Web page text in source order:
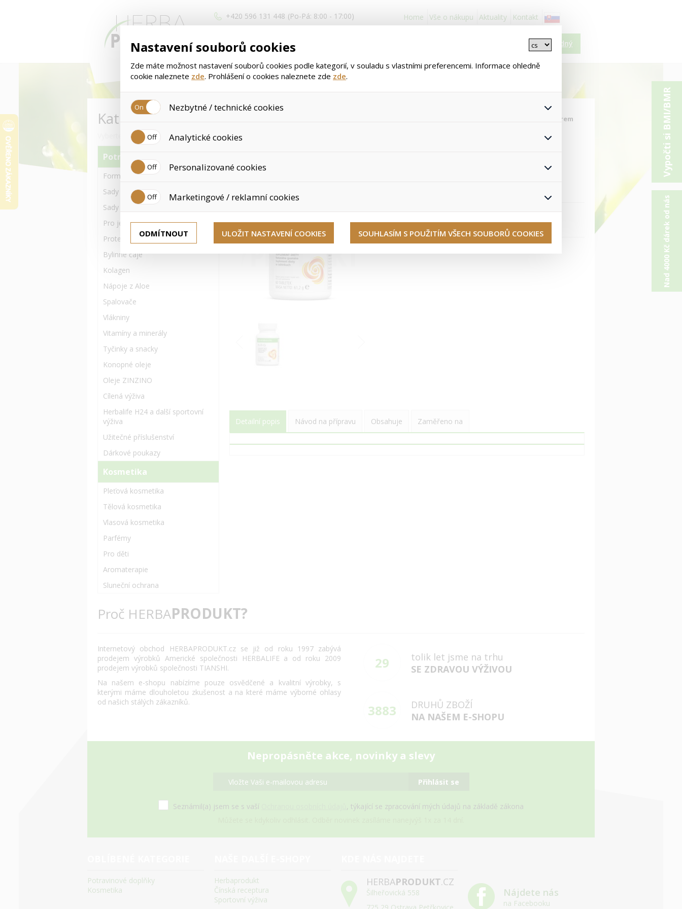
Vypočti si BMI/BMR
Nad 4000 Kč dárek od nás
+420 596 131 448 (Po-Pá: 8:00 - 17:00) Home Vše o nákupu Aktuality Kontakt
Košík je prázdný
Kategorie
Vyberte si kategorii zboží
Potravinové doplňky
Formula 1 a jiné Výživné koktejly
Sady s Formula 1 koktejly 550g
Sady s Formula 1 koktejly 780g
Pro ještě více Proteinu-Bílkovin
Proteinové doplňky
Bylinné čaje
Kolagen
Nápoje z Aloe
Spalovače
Vlákniny
Vitamíny a minerály
Tyčinky a snacky
Konopné oleje
Oleje ZINZINO
Cílená výživa
Herbalife H24 a další sportovní
výživa
Užitečné příslušenství
Dárkové poukazy
Kosmetika
Pleťová kosmetika
Tělová kosmetika
Vlasová kosmetika
Parfémy
Pro děti
Aromaterapie
Sluneční ochrana
Buněčné výživy s Cell Activatorem
Dostupnost:
Detailní popis Návod na přípravu Obsahuje Zaměřeno na
Proč HERBAPRODUKT?
Internetový obchod HERBAPRODUKT.cz se již od roku 1997 zabývá
prodejem výrobků Americké společnosti HERBALIFE a od roku 2009
prodejem výrobků společnosti TIANSHI.
Na našem e-shopu nabízíme pouze osvědčené a kvalitní výrobky, s
kterými máme dlouholetou zkušenost a na které máme výborné ohlasy
od našich stálých zákazníků.
29
tolik let jsme na trhu
SE ZDRAVOU VÝŽIVOU
3883
DRUHŮ ZBOŽÍ
NA NAŠEM E-SHOPU
Nepropásněte akce, novinky a slevy
Přihlásit se
Seznámil(a) jsem se s vaší
, týkající se zpracování mých údajů na základě zákona
Potravinové doplňky
Kosmetika
Herbaprodukt
Čínská receptura
Sportovní výživa
HERBAPRODUKT.CZ
Šilheřovická 558
Nájdete nás
na Facebooku
Nastavení souborů cookies
Zde máte možnost nastavení souborů cookies podle kategorií, v souladu s vlastními preferencemi. Informace ohledně
cookie naleznete zde. Prohlášení o cookies naleznete zde zde.
Nezbytné / technické cookies
Používají se mimo jiné k ukládání produktů v nákupním košíku, ovládání filtrů a také nastavení souhlasu s uživáním cookies. Pro
tyto cookies není zapotřebí Váš souhlas a není možné jej ani odebrat.
Analytické cookies
již nejedná o osobní údaje, protože anonymizované cookies nelze přiřadit konkrétnímu uživateli. Proto nedokážeme zjistit
navštívené odkazy, prohlížené zboží apod.
Personalizované cookies
zkušenosti. Díky nim můžeme nabídku přímo přizpůsobit vašim preferencím, což vám pomůže vyhnout se nevhodným
doporučením produktů či jiným nedůležitým nabídkám.
Marketingové / reklamní cookies
ODMÍTNOUT ULOŽIT NASTAVENÍ COOKIES SOUHLASÍM S POUŽITÍM VŠECH SOUBORŮ COOKIES